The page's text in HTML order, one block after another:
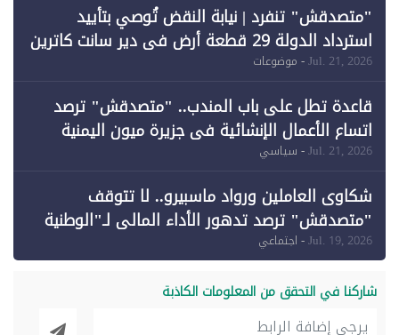
"متصدقش" تنفرد | نيابة النقض تُوصي بتأييد
استرداد الدولة 29 قطعة أرض في دير سانت كاترين
وقبول طعن الحكومة جزئيًا (1)
Jul. 21, 2026 - موضوعات
قاعدة تطل على باب المندب.. "متصدقش" ترصد
اتساع الأعمال الإنشائية في جزيرة ميون اليمنية
Jul. 21, 2026 - سياسي
شكاوى العاملين ورواد ماسبيرو.. لا تتوقف
"متصدقش" ترصد تدهور الأداء المالي لـ"الوطنية
للإعلام"
Jul. 19, 2026 - اجتماعي
شاركنا في التحقق من المعلومات الكاذبة